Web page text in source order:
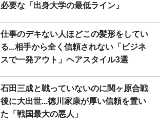
必要な「出身大学の最低ライン」
仕事のデキない人ほどこの髪形をしてい
る...相手から全く信頼されない「ビジネ
スで一発アウト」ヘアスタイル3選
石田三成と戦っていないのに関ヶ原合戦
後に大出世...徳川家康が厚い信頼を置い
た「戦国最大の悪人」